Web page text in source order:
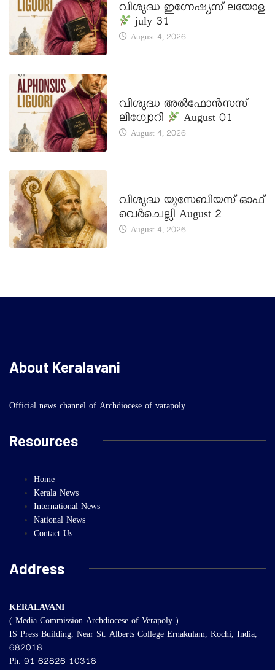
വിശുദ്ധ ഇഗ്നേഷ്യസ് ലയോള
july 31
August 4, 2026
വിശുദ്ധ അൽഫോൻസസ്
ലിഗ്വോറി
August 01
August 4, 2026
വിശുദ്ധ യൂസേബിയസ് ഓഫ്
വെർചെല്ലി August 2
August 4, 2026
About Keralavani
Official news channel of Archdiocese of varapoly.
Resources
Home
Kerala News
International News
National News
Contact Us
Address
KERALAVANI
( Media Commission Archdiocese of Verapoly )
IS Press Building, Near St. Alberts College Ernakulam, Kochi, India,
682018
Ph: 91 62826 10318